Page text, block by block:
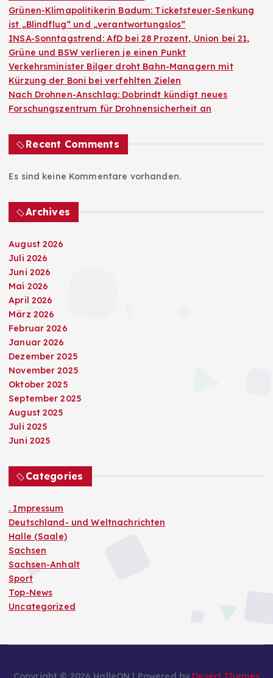
Grünen-Klimapolitikerin Badum: Ticketsteuer-Senkung
ist „Blindflug“ und „verantwortungslos“
INSA-Sonntagstrend: AfD bei 28 Prozent, Union bei 21,
Grüne und BSW verlieren je einen Punkt
Verkehrsminister Bilger droht Bahn-Managern mit
Kürzung der Boni bei verfehlten Zielen
Nach Drohnen-Anschlag: Dobrindt kündigt neues
Forschungszentrum für Drohnensicherheit an
Recent Comments
Es sind keine Kommentare vorhanden.
Archives
August 2026
Juli 2026
Juni 2026
Mai 2026
April 2026
März 2026
Februar 2026
Januar 2026
Dezember 2025
November 2025
Oktober 2025
September 2025
August 2025
Juli 2025
Juni 2025
Categories
. Impressum
Deutschland- und Weltnachrichten
Halle (Saale)
Sachsen
Sachsen-Anhalt
Sport
Top-News
Uncategorized